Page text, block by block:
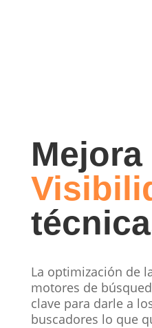
Mejora
La optimización de
motores de
clave para darle a
buscadores lo que